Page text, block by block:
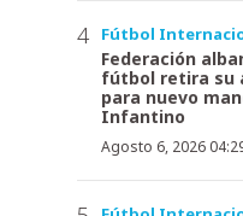
Fútbol
Federación
fútbol retira su
para nuevo
Infantino
Agosto 6, 2026